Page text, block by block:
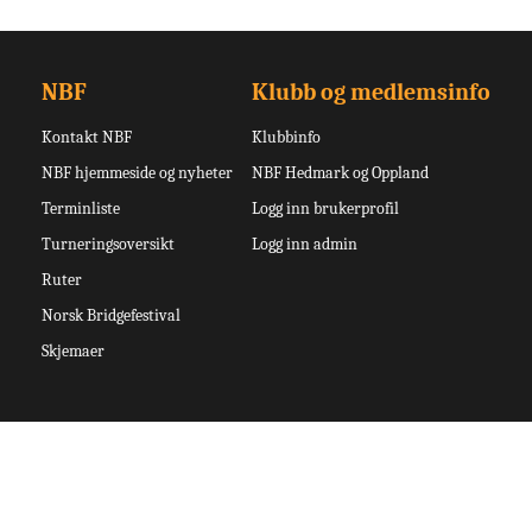
NBF
Kontakt NBF
NBF hjemmeside og nyheter
Terminliste
Turneringsoversikt
Ruter
Norsk Bridgefestival
Skjemaer
Klubb og medlemsinfo
Klubbinfo
NBF Hedmark og Oppland
Logg inn brukerprofil
Logg inn admin